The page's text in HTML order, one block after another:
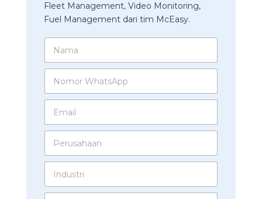
Fleet Management, Video Monitoring,
Fuel Management dari tim McEasy.
N
m
N
m
W
t
A
p
E
a
*
N
m
o
s
P
r
a
I
d